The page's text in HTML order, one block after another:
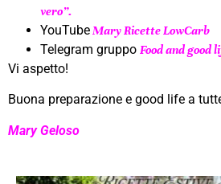
vero”.
YouTubeMary Ricette LowCarb
Telegram gruppo Food and good
Vi aspetto!
Buona preparazione e good life a
Mary Geloso